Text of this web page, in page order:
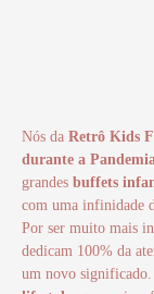
Nós da Retrô Kids
durante a
grandes buffets
com uma infinidade
Por ser muito mais
dedicam 100% da
um novo significado.